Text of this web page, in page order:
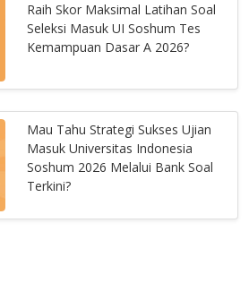
Raih Skor Maksimal Latihan Soal
Seleksi Masuk UI Soshum Tes
Kemampuan Dasar A 2026?
Mau Tahu Strategi Sukses Ujian
Masuk Universitas Indonesia
Soshum 2026 Melalui Bank Soal
Terkini?